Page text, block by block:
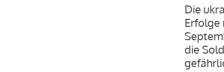
Die
Erfolge
die